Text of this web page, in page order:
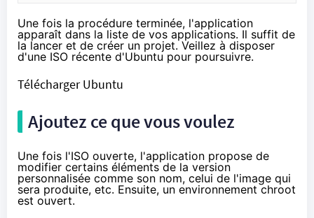
Une fois la procédure terminée, l'application
apparaît dans la liste de vos applications. Il suffit de
la lancer et de créer un projet. Veillez à disposer
d'une ISO récente d'Ubuntu pour poursuivre.
Télécharger Ubuntu
Ajoutez ce que vous voulez
Une fois l'ISO ouverte, l'application propose de
modifier certains éléments de la version
personnalisée comme son nom, celui de l'image qui
sera produite, etc. Ensuite, un environnementchroot
est ouvert.